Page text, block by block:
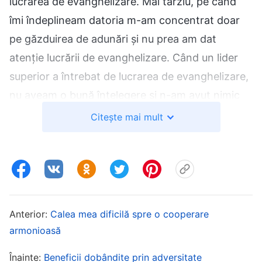
îmi îndeplineam datoria m-am concentrat doar
pe găzduirea de adunări și nu prea am dat
atenție lucrării de evanghelizare. Când un lider
superior a întrebat de lucrarea de evanghelizare,
nu aveam o bună înțelegere și n-am avut nimic
de zis. Știam că motivul pentru care biserica nu
propovăduiască Evanghelia, era din cauza
târziu, le-am împărtășit liderilor starea mea, iar ei
au avut părtășie și au discutat cu mine despre
Citește mai mult
Anterior: Calea mea dificilă spre o cooperare
armonioasă
Înainte: Beneficii dobândite prin adversitate